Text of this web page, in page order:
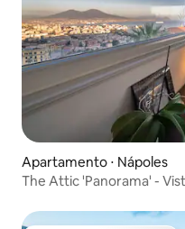
Apartamento ⋅ Nápoles
The Attic 'Panorama' -